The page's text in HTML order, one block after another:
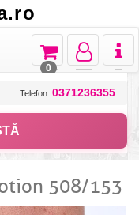
Toggle
Toggle
navigation
Toggle
navigation
0
Telefon: 0371236355
508/153